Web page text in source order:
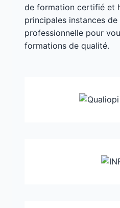
de formation certifié et
principales instances
professionnelle pour
formations de qualité.